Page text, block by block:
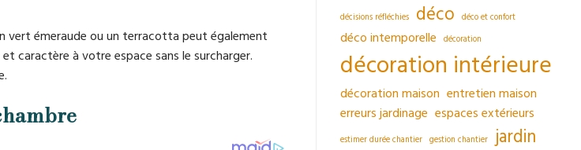
vert émeraude ou un terracotta peut également
caractère à votre espace sans le surcharger.
décisions réfléchies déco déco et confort
déco intemporelle décoration
décoration intérieure
décoration maison entretien maison
erreurs jardinage espaces extérieurs
estimer durée chantier gestion chantier
jardin